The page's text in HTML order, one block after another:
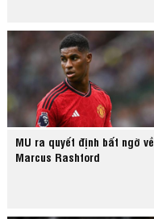
MU ra quyết định bất ngờ về
Marcus Rashford